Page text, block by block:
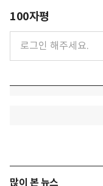
100자평
많이 본 뉴스